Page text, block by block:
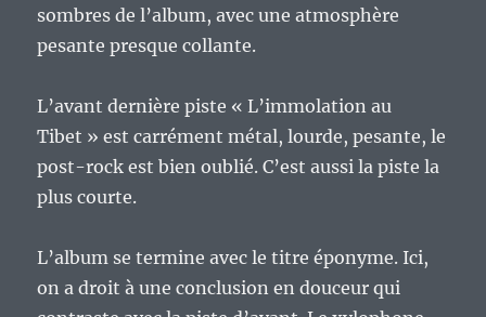
sombres de l’album, avec une atmosphère
pesante presque collante.
L’avant dernière piste « L’immolation au
Tibet » est carrément métal, lourde, pesante, le
post-rock est bien oublié. C’est aussi la piste la
plus courte.
L’album se termine avec le titre éponyme. Ici,
on a droit à une conclusion en douceur qui